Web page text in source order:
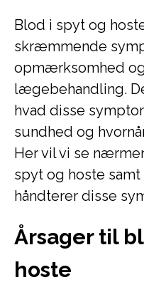
Blod i spyt og
skræmmende
opmærksomhed
lægebehandling.
hvad disse
sundhed og
Her vil vi se
spyt og hoste
håndterer disse
Årsager til
hoste